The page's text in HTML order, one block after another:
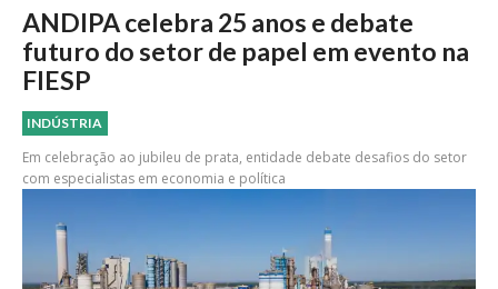
ANDIPA celebra 25 anos e debate
futuro do setor de papel em evento na
FIESP
INDÚSTRIA
Em celebração ao jubileu de prata, entidade debate desafios do setor
com especialistas em economia e política